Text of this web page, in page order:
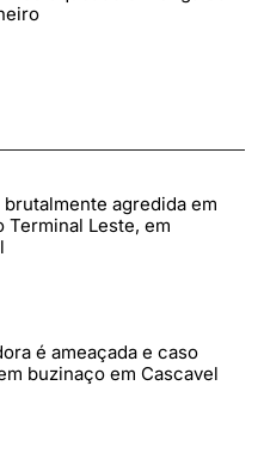
agredida em
Terminal Leste, em
é ameaçada e caso
buzinaço em Cascavel